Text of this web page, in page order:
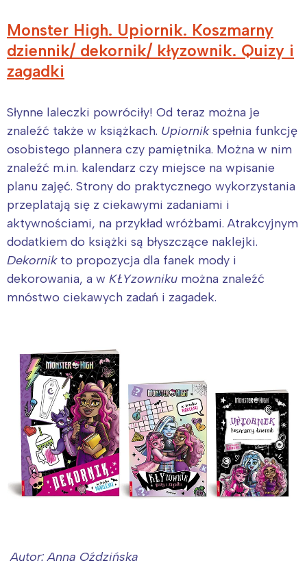
Monster High. Upiornik. Koszmarny
dziennik/ dekornik/ kłyzownik. Quizy i
zagadki
Słynne laleczki powróciły! Od teraz można je
znaleźć także w książkach. Upiornikspełnia funkcję
osobistego plannera czy pamiętnika. Można w nim
znaleźć m.in. kalendarz czy miejsce na wpisanie
planu zajęć. Strony do praktycznego wykorzystania
przeplatają się z ciekawymi zadaniami i
aktywnościami, na przykład wróżbami. Atrakcyjnym
dodatkiem do książki są błyszczące naklejki.
Dekornikto propozycja dla fanek mody i
dekorowania, a w KŁYzowniku można znaleźć
mnóstwo ciekawych zadań i zagadek.
Autor: Anna Oździńska